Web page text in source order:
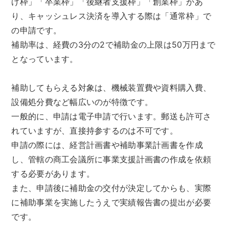
り、キャッシュレス決済を導入する際は「通常枠」で
の申請です。
補助率は、経費の3分の2で補助金の上限は50万円まで
となっています。
補助してもらえる対象は、機械装置費や資料購入費、
設備処分費など幅広いのが特徴です。
一般的に、申請は電子申請で行います。郵送も許可さ
れていますが、直接持参するのは不可です。
申請の際には、経営計画書や補助事業計画書を作成
し、管轄の商工会議所に事業支援計画書の作成を依頼
する必要があります。
また、申請後に補助金の交付が決定してからも、実際
に補助事業を実施したうえで実績報告書の提出が必要
です。